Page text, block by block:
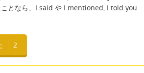
となら、I said や I mentioned, I told you
2